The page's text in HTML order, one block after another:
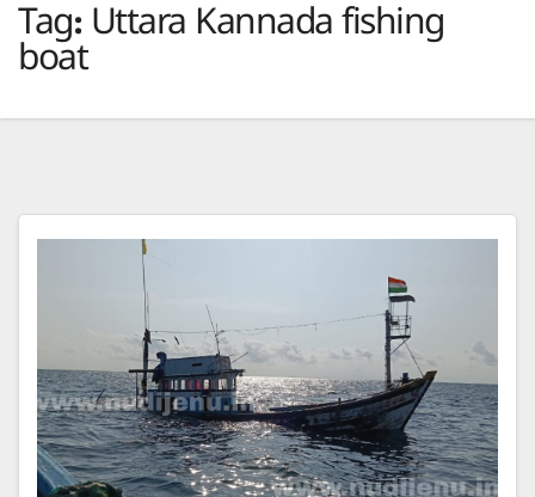
Tag: Uttara Kannada fishing
boat